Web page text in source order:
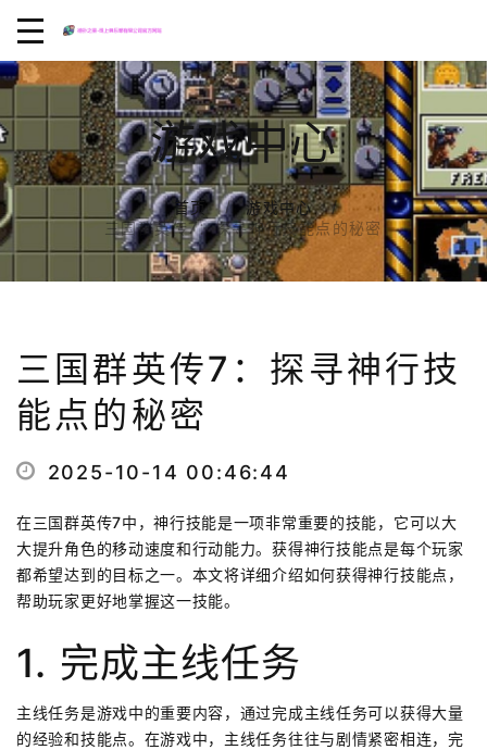
游戏中心
首页
游戏中心
三国群英传7：探寻神行技能点的秘密
三国群英传7：探寻神行技
能点的秘密
2025-10-14 00:46:44
在三国群英传7中，神行技能是一项非常重要的技能，它可以大
大提升角色的移动速度和行动能力。获得神行技能点是每个玩家
都希望达到的目标之一。本文将详细介绍如何获得神行技能点，
帮助玩家更好地掌握这一技能。
1. 完成主线任务
主线任务是游戏中的重要内容，通过完成主线任务可以获得大量
的经验和技能点。在游戏中，主线任务往往与剧情紧密相连，完